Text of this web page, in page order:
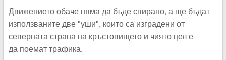
Движението обаче няма да бъде спирано, а ще бъдат
използваните две "уши", които са изградени от
северната страна на кръстовището и чиято цел е
да поемат трафика.